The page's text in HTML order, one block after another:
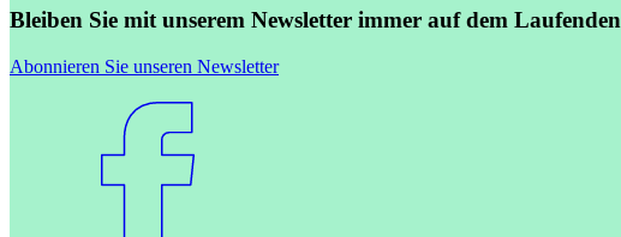
Bleiben Sie mit unserem Newsletter immer auf dem Laufenden
Abonnieren Sie unseren Newsletter